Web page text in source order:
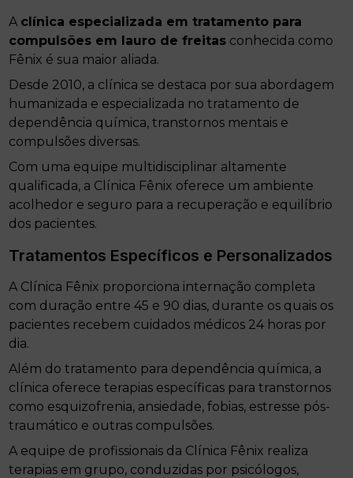
A clínica especializada em tratamento para
compulsões em lauro de freitas conhecida como
Fênix é sua maior aliada.
Desde 2010, a clínica se destaca por sua abordagem
humanizada e especializada no tratamento de
dependência química, transtornos mentais e
compulsões diversas.
Com uma equipe multidisciplinar altamente
qualificada, a Clínica Fênix oferece um ambiente
acolhedor e seguro para a recuperação e equilíbrio
dos pacientes.
Tratamentos Específicos e Personalizados
A Clínica Fênix proporciona internação completa
com duração entre 45 e 90 dias, durante os quais os
pacientes recebem cuidados médicos 24 horas por
dia.
Além do tratamento para dependência química, a
clínica oferece terapias específicas para transtornos
como esquizofrenia, ansiedade, fobias, estresse pós-
traumático e outras compulsões.
A equipe de profissionais da Clínica Fênix realiza
terapias em grupo, conduzidas por psicólogos,